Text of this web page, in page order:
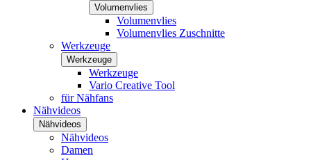
Volumenvlies
Volumenvlies
Volumenvlies Zuschnitte
Werkzeuge
Werkzeuge
Werkzeuge
Vario Creative Tool
für Nähfans
Nähvideos
Nähvideos
Nähvideos
Damen